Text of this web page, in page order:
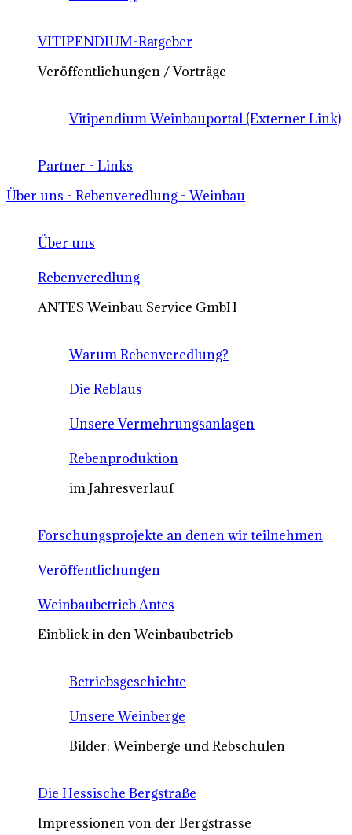
VITIPENDIUM-Ratgeber
Veröffentlichungen / Vorträge
Vitipendium Weinbauportal (Externer Link)
Partner - Links
Über uns - Rebenveredlung - Weinbau
Über uns
Rebenveredlung
ANTES Weinbau Service GmbH
Warum Rebenveredlung?
Die Reblaus
Unsere Vermehrungsanlagen
Rebenproduktion
im Jahresverlauf
Forschungsprojekte an denen wir teilnehmen
Veröffentlichungen
Weinbaubetrieb Antes
Einblick in den Weinbaubetrieb
Betriebsgeschichte
Unsere Weinberge
Bilder: Weinberge und Rebschulen
Die Hessische Bergstraße
Impressionen von der Bergstrasse